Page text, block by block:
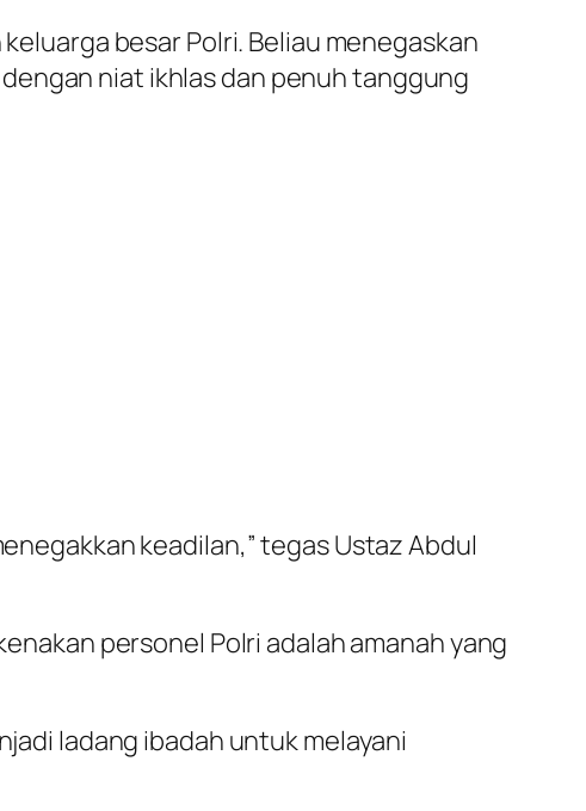
besar Polri. Beliau menegaskan
niat ikhlas dan penuh tanggung
keadilan,” tegas Ustaz Abdul
personel Polri adalah amanah yang
ladang ibadah untuk melayani